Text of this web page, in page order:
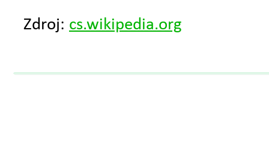
Zdroj: cs.wikipedia.org